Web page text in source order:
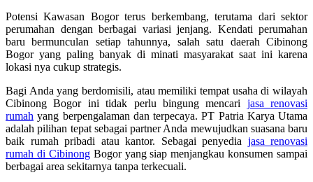
Potensi Kawasan Bogor terus berkembang, terutama dari sektor
perumahan dengan berbagai variasi jenjang. Kendati perumahan
baru bermunculan setiap tahunnya, salah satu daerah Cibinong
Bogor yang paling banyak di minati masyarakat saat ini karena
lokasi nya cukup strategis.
Bagi Anda yang berdomisili, atau memiliki tempat usaha di wilayah
Cibinong Bogor ini tidak perlu bingung mencari jasa renovasi
rumah yang berpengalaman dan terpecaya. PT Patria Karya Utama
adalah pilihan tepat sebagai partner Anda mewujudkan suasana baru
baik rumah pribadi atau kantor. Sebagai penyedia jasa renovasi
rumah di CibinongBogor yang siap menjangkau konsumen sampai
berbagai area sekitarnya tanpa terkecuali.